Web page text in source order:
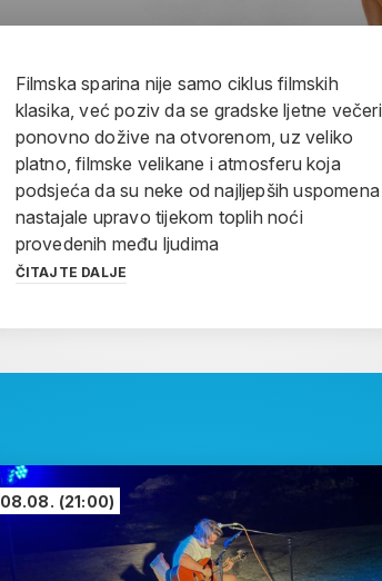
Filmska sparina nije samo ciklus filmskih
klasika, već poziv da se gradske ljetne večeri
ponovno dožive na otvorenom, uz veliko
platno, filmske velikane i atmosferu koja
podsjeća da su neke od najljepših uspomena
nastajale upravo tijekom toplih noći
provedenih među ljudima
ČITAJTE DALJE
08.08. (21:00)